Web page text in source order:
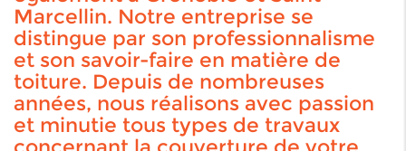
Marcellin. Notre entreprise se
distingue par son professionnalisme
et son savoir-faire en matière de
toiture. Depuis de nombreuses
années, nous réalisons avec passion
et minutie tous types de travaux